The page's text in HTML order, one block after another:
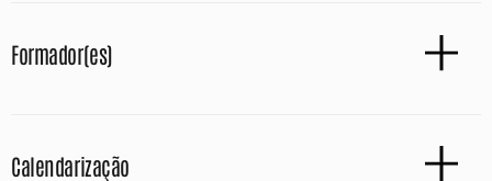
Formador(es)
Calendarização